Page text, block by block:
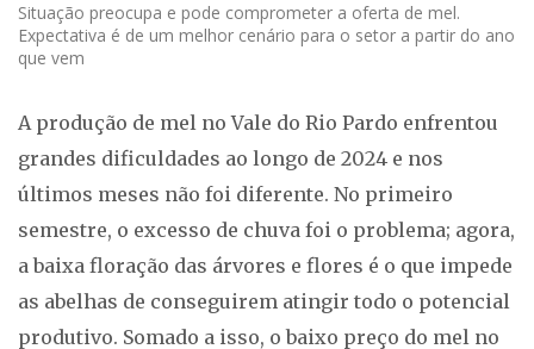
Situação preocupa e pode comprometer a oferta de mel.
Expectativa é de um melhor cenário para o setor a partir do ano
que vem
A produção de mel no Vale do Rio Pardo enfrentou
grandes dificuldades ao longo de 2024 e nos
últimos meses não foi diferente. No primeiro
semestre, o excesso de chuva foi o problema; agora,
a baixa floração das árvores e flores é o que impede
as abelhas de conseguirem atingir todo o potencial
produtivo. Somado a isso, o baixo preço do mel no